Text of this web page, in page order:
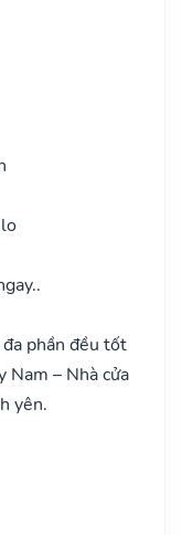
phần đều tốt
Nam – Nhà cửa
yên.